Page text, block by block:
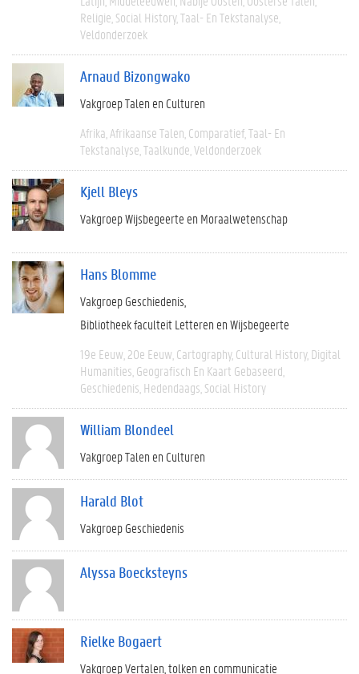
Religie Social History Taal- En Tekstanalyse
Veldonderzoek
Arnaud Bizongwako
Vakgroep Talen en Culturen
Afrika Afrikaanse Talen Comparatief Taal- En
Tekstanalyse Taalkunde Veldonderzoek
Kjell Bleys
Vakgroep Wijsbegeerte en Moraalwetenschap
Hans Blomme
Vakgroep Geschiedenis
Bibliotheek faculteit Letteren en Wijsbegeerte
19e Eeuw 20e Eeuw Cartography Cultural History Digital
Humanities Geografisch En Kaart Gebaseerd
Geschiedenis Hedendaags Social History
William Blondeel
Vakgroep Talen en Culturen
Harald Blot
Vakgroep Geschiedenis
Alyssa Boecksteyns
Rielke Bogaert
Vakgroep Vertalen, tolken en communicatie